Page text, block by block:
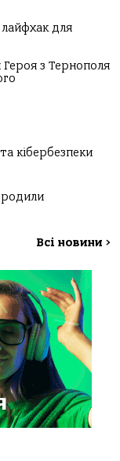
для
з Тернополя
кібербезпеки
Всі новини >